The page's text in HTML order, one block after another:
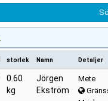
storlek Namn Detaljer
0.60
kg
Jörgen
Ekström
Mete